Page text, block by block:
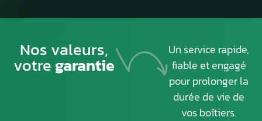
Nos valeurs,
votregarantie
Un service rapide,
fiable et engagé
pour prolonger la
durée de vie de
vos boîtiers.